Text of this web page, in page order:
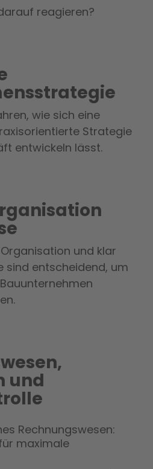
reagieren?
wie sich eine
Strategie
entwickeln lässt.
und klar
sind entscheidend, um
und
Rechnungswesen:
maximale